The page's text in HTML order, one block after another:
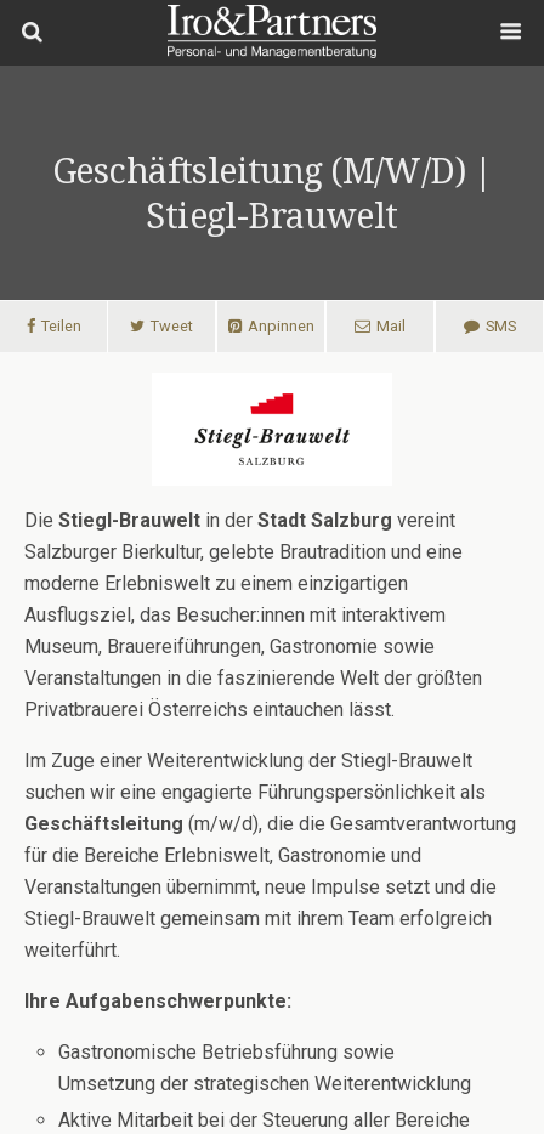
Geschäftsleitung (m/w/d) |
Stiegl-Brauwelt
Teilen Tweet Anpinnen Mail SMS
Die Stiegl-Brauwelt in der Stadt Salzburg vereint
Salzburger Bierkultur, gelebte Brautradition und eine
moderne Erlebniswelt zu einem einzigartigen
Ausflugsziel, das Besucher:innen mit interaktivem
Museum, Brauereiführungen, Gastronomie sowie
Veranstaltungen in die faszinierende Welt der größten
Privatbrauerei Österreichs eintauchen lässt.
Im Zuge einer Weiterentwicklung der Stiegl-Brauwelt
suchen wir eine engagierte Führungspersönlichkeit als
Geschäftsleitung (m/w/d), die die Gesamtverantwortung
für die Bereiche Erlebniswelt, Gastronomie und
Veranstaltungen übernimmt, neue Impulse setzt und die
Stiegl-Brauwelt gemeinsam mit ihrem Team erfolgreich
weiterführt.
Ihre Aufgabenschwerpunkte:
Gastronomische Betriebsführung sowie
Umsetzung der strategischen Weiterentwicklung
Aktive Mitarbeit bei der Steuerung aller Bereiche